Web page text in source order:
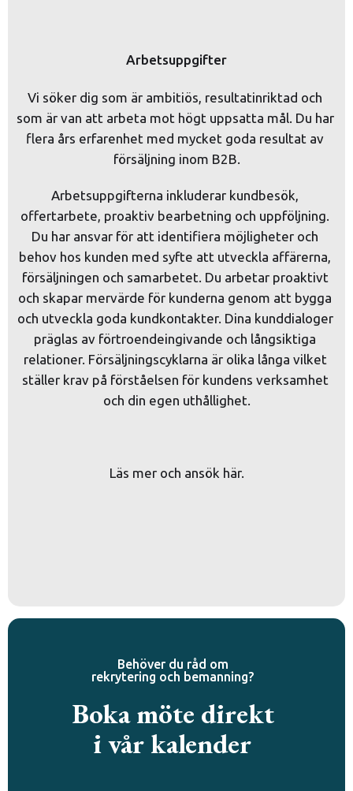
Arbetsuppgifter
Vi söker dig som är ambitiös, resultatinriktad och
som är van att arbeta mot högt uppsatta mål. Du har
flera års erfarenhet med mycket goda resultat av
försäljning inom B2B.
Arbetsuppgifterna inkluderar kundbesök,
offertarbete, proaktiv bearbetning och uppföljning.
Du har ansvar för att identifiera möjligheter och
behov hos kunden med syfte att utveckla affärerna,
försäljningen och samarbetet. Du arbetar proaktivt
och skapar mervärde för kunderna genom att bygga
och utveckla goda kundkontakter. Dina kunddialoger
präglas av förtroendeingivande och långsiktiga
relationer. Försäljningscyklarna är olika långa vilket
ställer krav på förståelsen för kundens verksamhet
och din egen uthållighet.
Läs mer och ansök här.
Behöver du råd om
rekrytering och bemanning?
Boka möte direkt
i vår kalender